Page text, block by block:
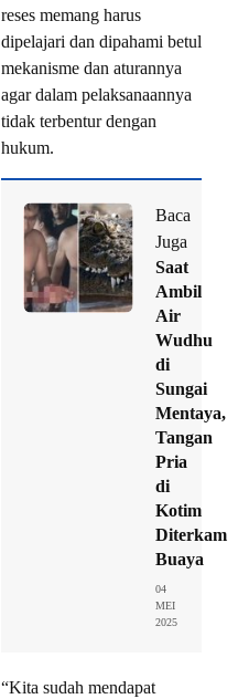
reses memang harus
dipelajari dan dipahami betul
mekanisme dan aturannya
agar dalam pelaksanaannya
tidak terbentur dengan
hukum.
Baca
Juga
Saat
Ambil
Air
Wudhu
di
Sungai
Mentaya,
Tangan
Pria
di
Kotim
Diterkam
Buaya
04
MEI
2025
“Kita sudah mendapat